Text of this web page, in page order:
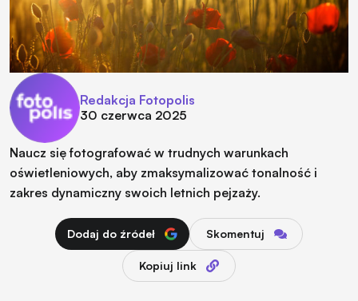
Redakcja Fotopolis
30 czerwca 2025
Naucz się fotografować w trudnych warunkach
oświetleniowych, aby zmaksymalizować tonalność i
zakres dynamiczny swoich letnich pejzaży.
Dodaj do źródeł Skomentuj
Kopiuj link